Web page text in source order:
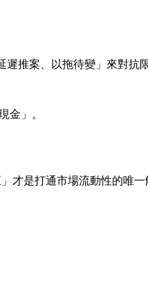
推案、以拖待變」來對抗
金」。
才是打通市場流動性的唯一